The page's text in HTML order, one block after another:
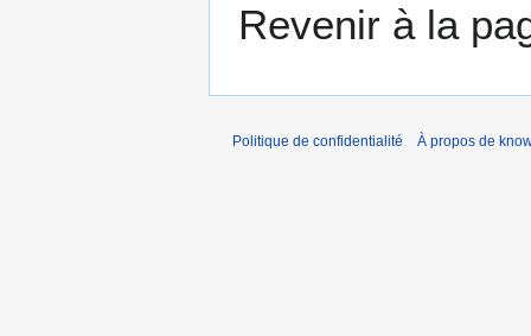
Revenir à la
Politique de confidentialité À propos de